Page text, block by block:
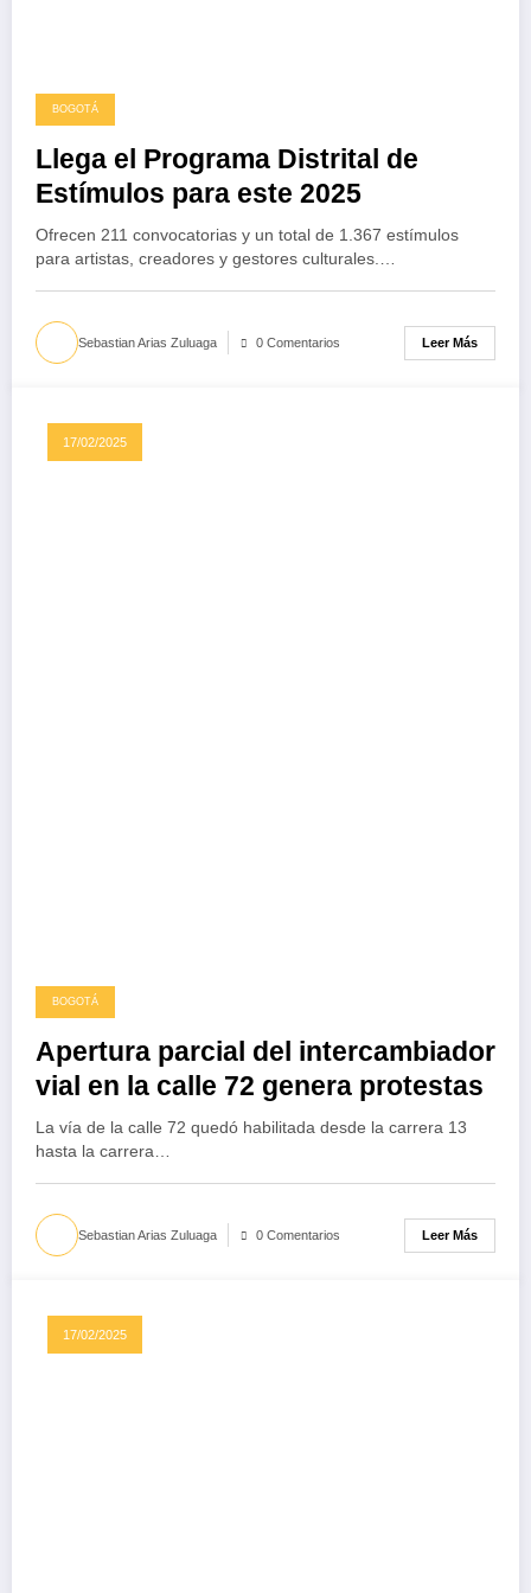
BOGOTÁ
Llega el Programa Distrital de
Estímulos para este 2025
Ofrecen 211 convocatorias y un total de 1.367 estímulos
para artistas, creadores y gestores culturales.…
Sebastian Arias Zuluaga 0 Comentarios Leer Más
17/02/2025
BOGOTÁ
Apertura parcial del intercambiador
vial en la calle 72 genera protestas
La vía de la calle 72 quedó habilitada desde la carrera 13
hasta la carrera…
Sebastian Arias Zuluaga 0 Comentarios Leer Más
17/02/2025